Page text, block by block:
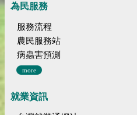
為民服務
服務流程
農民服務站
病蟲害預測
more
就業資訊